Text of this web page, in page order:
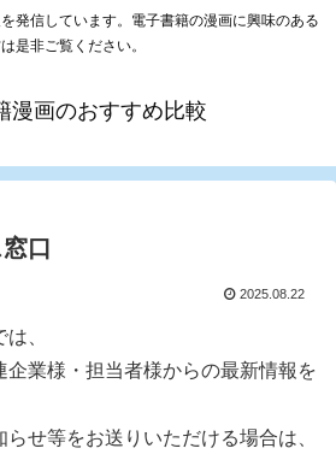
発信しています。電子書籍の漫画に興味のある
是非ご覧ください。
漫画のおすすめ比較
口
2025.08.22
、
企業様・担当者様からの最新情報を
せ等をお送りいただける場合は、